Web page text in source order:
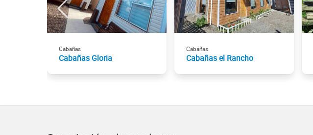
Cabañas
Cabañas Gloria
Cabañas
Cabañas el Rancho